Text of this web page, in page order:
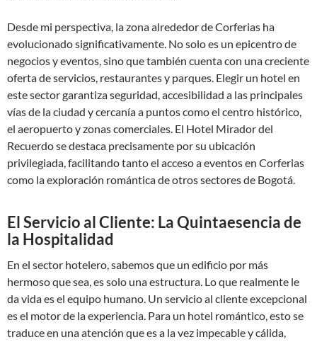
Desde mi perspectiva, la zona alrededor de Corferias ha
evolucionado significativamente. No solo es un epicentro de
negocios y eventos, sino que también cuenta con una creciente
oferta de servicios, restaurantes y parques. Elegir un hotel en
este sector garantiza seguridad, accesibilidad a las principales
vías de la ciudad y cercanía a puntos como el centro histórico,
el aeropuerto y zonas comerciales. El Hotel Mirador del
Recuerdo se destaca precisamente por su ubicación
privilegiada, facilitando tanto el acceso a eventos en Corferias
como la exploración romántica de otros sectores de Bogotá.
El Servicio al Cliente: La Quintaesencia de
la Hospitalidad
En el sector hotelero, sabemos que un edificio por más
hermoso que sea, es solo una estructura. Lo que realmente le
da vida es el equipo humano. Un servicio al cliente excepcional
es el motor de la experiencia. Para un hotel romántico, esto se
traduce en una atención que es a la vez impecable y cálida,